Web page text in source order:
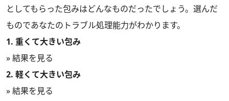
としてもらった包みはどんなものだったでしょう。選んだ
ものであなたのトラブル処理能力がわかります。
1. 重くて大きい包み
» 結果を見る
2. 軽くて大きい包み
» 結果を見る